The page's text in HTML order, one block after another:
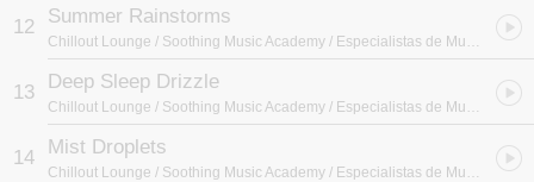
12 Summer Rainstorms
Chillout Lounge / Soothing Music Academy / Especialistas de Musica para Dormir
13 Deep Sleep Drizzle
Chillout Lounge / Soothing Music Academy / Especialistas de Musica para Dormir
14 Mist Droplets
Chillout Lounge / Soothing Music Academy / Especialistas de Musica para Dormir